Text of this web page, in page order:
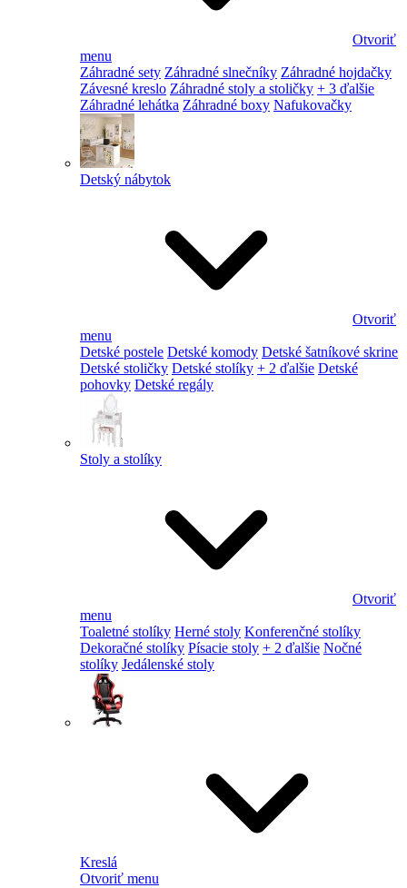
Otvoriť
menu
Záhradné sety Záhradné slnečníky Záhradné hojdačky
Závesné kreslo Záhradné stoly a stoličky + 3 ďalšie
Záhradné lehátka Záhradné boxy Nafukovačky
Detský nábytok
Otvoriť
menu
Detské postele Detské komody Detské šatníkové skrine
Detské stoličky Detské stolíky + 2 ďalšie Detské
pohovky Detské regály
Stoly a stolíky
Otvoriť
menu
Toaletné stolíky Herné stoly Konferenčné stolíky
Dekoračné stolíky Písacie stoly + 2 ďalšie Nočné
stolíky Jedálenské stoly
Kreslá
Otvoriť menu